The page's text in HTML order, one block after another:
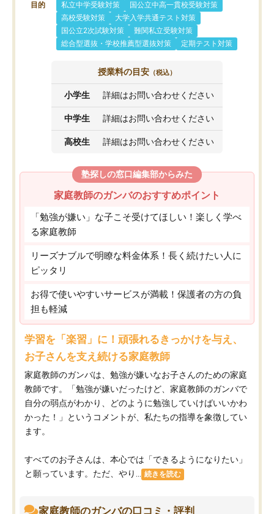
目的 私立中学受験対策
国公立中高一貫校受験対策
高校受験対策
大学入学共通テスト対策
国公立2次試験対策
難関私立受験対策
総合型選抜・学校推薦型選抜対策
定期テスト対策
授業料の目安 （税込）
小学生 詳細はお問い合わせください
中学生 詳細はお問い合わせください
高校生 詳細はお問い合わせください
塾探しの窓口編集部からみた
家庭教師のガンバのおすすめポイント
「勉強が嫌い」な子こそ受けてほしい！楽しく学べ
る家庭教師
リーズナブルで明瞭な料金体系！長く続けたい人に
ピッタリ
お得で使いやすいサービスが満載！保護者の方の負
担も軽減
学習を「楽習」に！頑張れるきっかけを与え、
お子さんを支え続ける家庭教師
家庭教師のガンバは、勉強が嫌いなお子さんのための家庭
教師です。「勉強が嫌いだったけど、家庭教師のガンバで
自分の弱点がわかり、どのように勉強していけばいいかわ
かった！」というコメントが、私たちの指導を象徴してい
ます。
すべてのお子さんは、本心では「できるようになりたい」
と願っています。ただ、やり...
続きを読む
家庭教師のガンバの口コミ・評判